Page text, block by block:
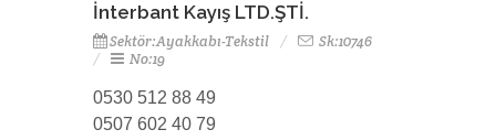
İnterbant Kayış LTD.ŞTİ.
Sektör:Ayakkabı-Tekstil
Sk:10746
No:19
0530 512 88 49
0507 602 40 79